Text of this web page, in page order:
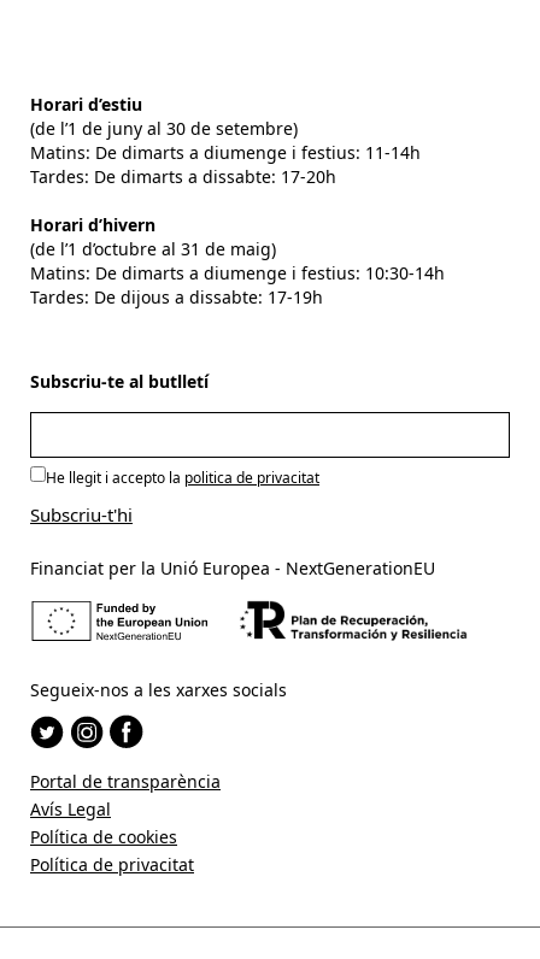
Horari d’estiu
(de l’1 de juny al 30 de setembre)
Matins: De dimarts a diumenge i festius: 11-14h
Tardes: De dimarts a dissabte: 17-20h
Horari d’hivern
(de l’1 d’octubre al 31 de maig)
Matins: De dimarts a diumenge i festius: 10:30-14h
Tardes: De dijous a dissabte: 17-19h
Subscriu-te al butlletí
He llegit i accepto la politica de privacitat
Financiat per la Unió Europea - NextGenerationEU
Segueix-nos a les xarxes socials
Portal de transparència
Avís Legal
Política de cookies
Política de privacitat